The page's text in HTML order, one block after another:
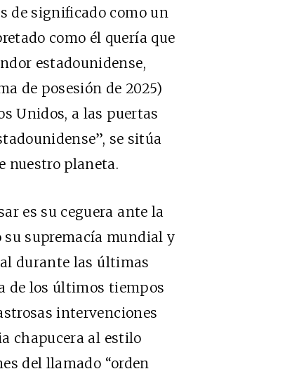
de significado como un
como él quería que
estadounidense,
de posesión de 2025)
Unidos, a las puertas
se sitúa
nuestro planeta.
es su ceguera ante la
supremacía mundial y
durante las últimas
de los últimos tiempos
intervenciones
chapucera al estilo
del llamado “orden